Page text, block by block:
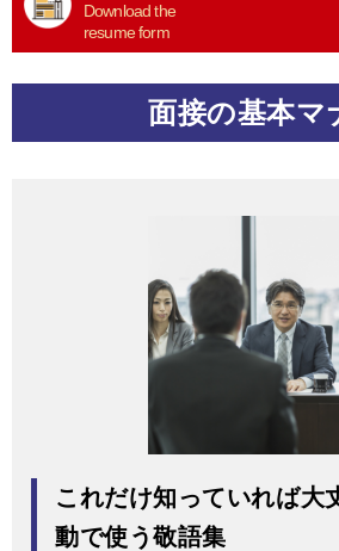
Download the
resume form
面接の基本マ
これだけ知っていれば大
動で使う敬語集